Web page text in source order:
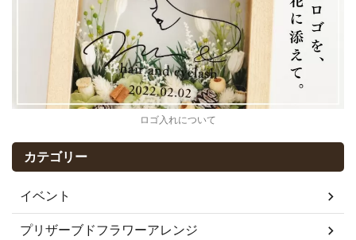
ロゴ入れについて
カテゴリー
イベント
プリザーブドフラワーアレンジ